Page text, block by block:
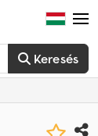
Keresés